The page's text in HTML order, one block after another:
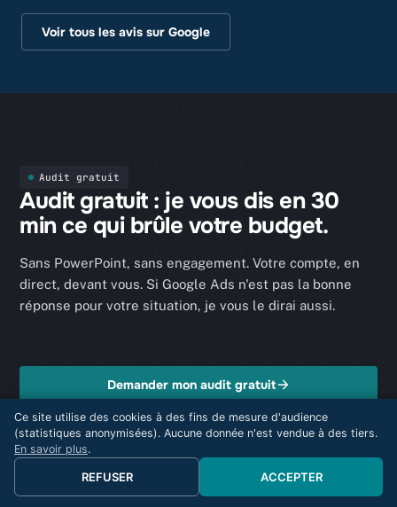
Voir tous les avis sur Google
Audit gratuit
Audit gratuit : je vous dis en 30
min ce qui brûle votre budget.
Sans PowerPoint, sans engagement. Votre compte, en
direct, devant vous. Si Google Ads n'est pas la bonne
réponse pour votre situation, je vous le dirai aussi.
Demander mon audit gratuit
Ce site utilise des cookies à des fins de mesure d'audience
(statistiques anonymisées). Aucune donnée n'est vendue à des tiers.
En savoir plus.
REFUSER ACCEPTER